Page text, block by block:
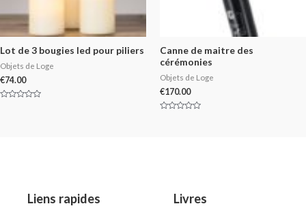
Lot de 3 bougies led pour piliers
Objets de Loge
€74.00
Canne de maitre des
cérémonies
Objets de Loge
€170.00
Liens rapides Livres